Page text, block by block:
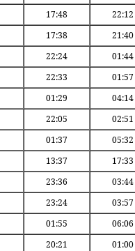
17:48
22:12
17:38
21:40
22:24
01:44
22:33
01:57
01:29
04:14
22:05
02:51
01:37
05:32
13:37
17:33
23:36
03:44
23:24
03:57
01:55
06:06
20:21
01:00